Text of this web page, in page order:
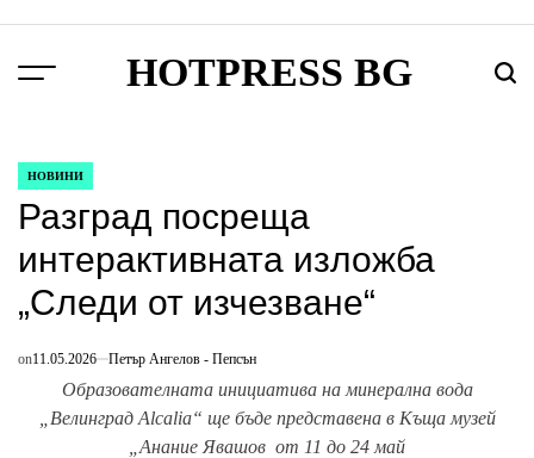
content
Menu HOTPRESS BG
POSTED
IN
НОВИНИ
Разград посреща
интерактивната изложба
„Следи от изчезване“
on11.05.2026 Петър Ангелов - Пепсън
Образователната инициатива на минерална вода
„Велинград Alcalia“ ще бъде представена в Къща музей
„Анание Явашов от 11 до 24 май